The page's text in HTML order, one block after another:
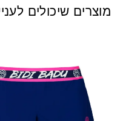
מוצרים שיכולים